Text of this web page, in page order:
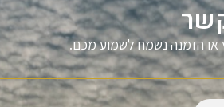
או הזמנה נשמח לשמוע מכם.